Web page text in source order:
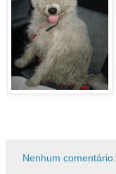
Nenhum comentário: